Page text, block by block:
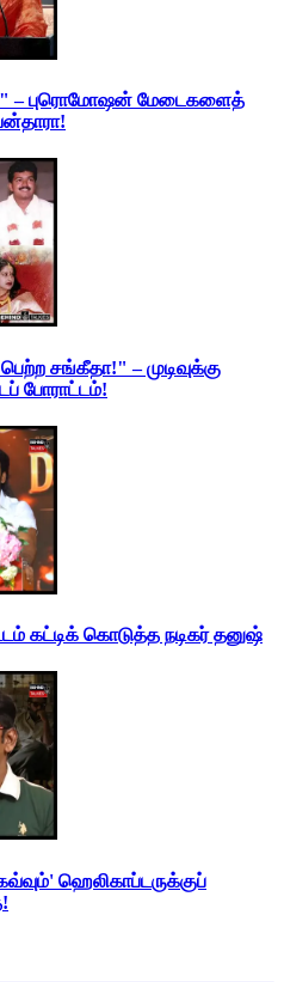
– புரொமோஷன் மேடைகளைத்
சங்கீதா!" – முடிவுக்கு
போராட்டம்!
கட்டிக் கொடுத்த நடிகர் தனுஷ்
ஹெலிகாப்டருக்குப்